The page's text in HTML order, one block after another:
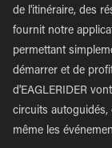
de l'itinéraire, des
fournit notre
permettant
démarrer et de
d'EAGLERIDER
circuits autoguidés,
même les